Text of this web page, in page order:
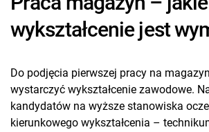
wykształcenie jest
Do podjęcia pierwszej pracy na
wystarczyć wykształcenie zawodowe.
kandydatów na wyższe stanowiska
kierunkowego wykształcenia –